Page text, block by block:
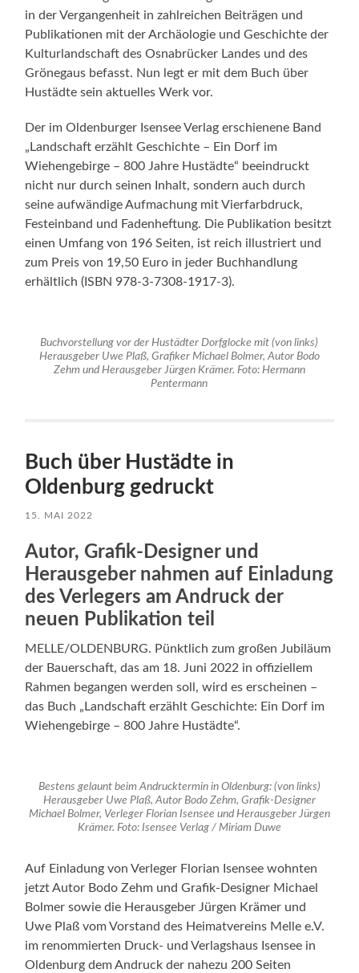
in der Vergangenheit in zahlreichen Beiträgen und
Publikationen mit der Archäologie und Geschichte der
Kulturlandschaft des Osnabrücker Landes und des
Grönegaus befasst. Nun legt er mit dem Buch über
Hustädte sein aktuelles Werk vor.
Der im Oldenburger Isensee Verlag erschienene Band
„Landschaft erzählt Geschichte – Ein Dorf im
Wiehengebirge – 800 Jahre Hustädte“ beeindruckt
nicht nur durch seinen Inhalt, sondern auch durch
seine aufwändige Aufmachung mit Vierfarbdruck,
Festeinband und Fadenheftung. Die Publikation besitzt
einen Umfang von 196 Seiten, ist reich illustriert und
zum Preis von 19,50 Euro in jeder Buchhandlung
erhältlich (ISBN 978-3-7308-1917-3).
Buchvorstellung vor der Hustädter Dorfglocke mit (von links)
Herausgeber Uwe Plaß, Grafiker Michael Bolmer, Autor Bodo
Zehm und Herausgeber Jürgen Krämer. Foto: Hermann
Pentermann
Buch über Hustädte in
Oldenburg gedruckt
15. MAI 2022
Autor, Grafik-Designer und
Herausgeber nahmen auf Einladung
des Verlegers am Andruck der
neuen Publikation teil
MELLE/OLDENBURG. Pünktlich zum großen Jubiläum
der Bauerschaft, das am 18. Juni 2022 in offiziellem
Rahmen begangen werden soll, wird es erscheinen –
das Buch „Landschaft erzählt Geschichte: Ein Dorf im
Wiehengebirge – 800 Jahre Hustädte“.
Bestens gelaunt beim Andrucktermin in Oldenburg: (von links)
Herausgeber Uwe Plaß, Autor Bodo Zehm, Grafik-Designer
Michael Bolmer, Verleger Florian Isensee und Herausgeber Jürgen
Krämer. Foto: Isensee Verlag / Miriam Duwe
Auf Einladung von Verleger Florian Isensee wohnten
jetzt Autor Bodo Zehm und Grafik-Designer Michael
Bolmer sowie die Herausgeber Jürgen Krämer und
Uwe Plaß vom Vorstand des Heimatvereins Melle e.V.
im renommierten Druck- und Verlagshaus Isensee in
Oldenburg dem Andruck der nahezu 200 Seiten